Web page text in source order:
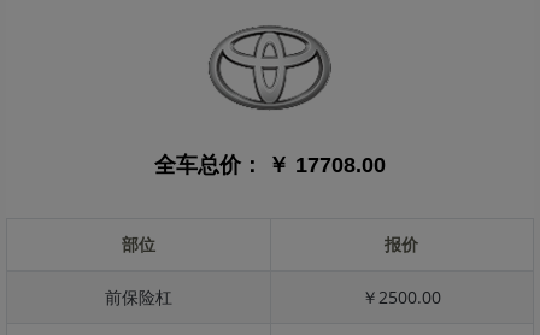
全车总价： ￥ 17708.00
部位 报价
前保险杠 ￥2500.00